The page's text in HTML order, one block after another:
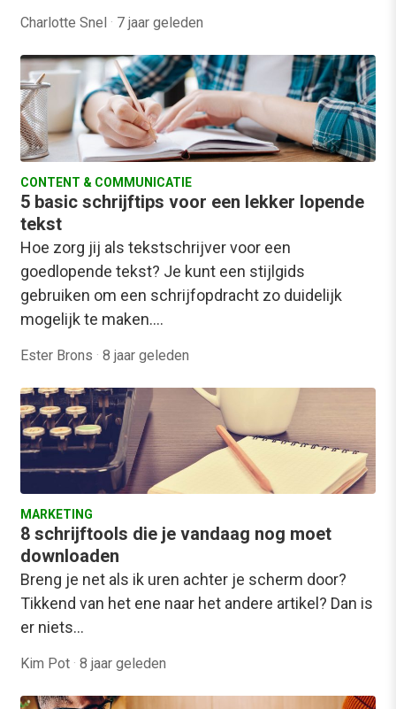
Charlotte Snel · 7 jaar geleden
CONTENT & COMMUNICATIE
5 basic schrijftips voor een lekker lopende
tekst
Hoe zorg jij als tekstschrijver voor een
goedlopende tekst? Je kunt een stijlgids
gebruiken om een schrijfopdracht zo duidelijk
mogelijk te maken.…
Ester Brons · 8 jaar geleden
MARKETING
8 schrijftools die je vandaag nog moet
downloaden
Breng je net als ik uren achter je scherm door?
Tikkend van het ene naar het andere artikel? Dan is
er niets…
Kim Pot · 8 jaar geleden